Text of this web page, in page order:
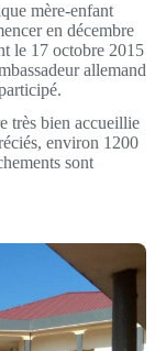
mère-enfant
en décembre
le 17 octobre 2015
allemand
très bien accueillie
environ 1200
sont